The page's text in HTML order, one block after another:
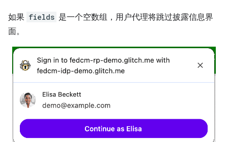
如果 fields 是一个空数组，用户代理将跳过披露信息界
面。